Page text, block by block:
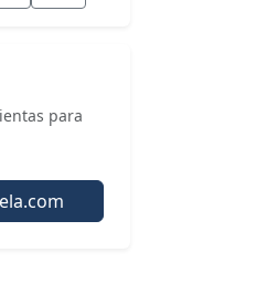
para